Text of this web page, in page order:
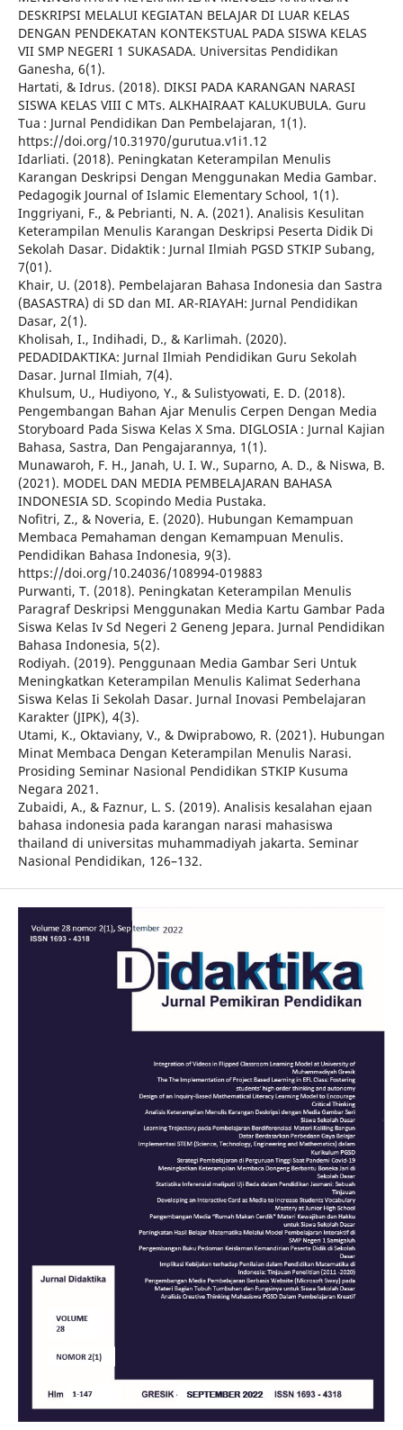
DESKRIPSI MELALUI KEGIATAN BELAJAR DI LUAR KELAS
DENGAN PENDEKATAN KONTEKSTUAL PADA SISWA KELAS
VII SMP NEGERI 1 SUKASADA. Universitas Pendidikan
Ganesha, 6(1).
Hartati, & Idrus. (2018). DIKSI PADA KARANGAN NARASI
SISWA KELAS VIII C MTs. ALKHAIRAAT KALUKUBULA. Guru
Tua : Jurnal Pendidikan Dan Pembelajaran, 1(1).
https://doi.org/10.31970/gurutua.v1i1.12
Idarliati. (2018). Peningkatan Keterampilan Menulis
Karangan Deskripsi Dengan Menggunakan Media Gambar.
Pedagogik Journal of Islamic Elementary School, 1(1).
Inggriyani, F., & Pebrianti, N. A. (2021). Analisis Kesulitan
Keterampilan Menulis Karangan Deskripsi Peserta Didik Di
Sekolah Dasar. Didaktik : Jurnal Ilmiah PGSD STKIP Subang,
7(01).
Khair, U. (2018). Pembelajaran Bahasa Indonesia dan Sastra
(BASASTRA) di SD dan MI. AR-RIAYAH: Jurnal Pendidikan
Dasar, 2(1).
Kholisah, I., Indihadi, D., & Karlimah. (2020).
PEDADIDAKTIKA: Jurnal Ilmiah Pendidikan Guru Sekolah
Dasar. Jurnal Ilmiah, 7(4).
Khulsum, U., Hudiyono, Y., & Sulistyowati, E. D. (2018).
Pengembangan Bahan Ajar Menulis Cerpen Dengan Media
Storyboard Pada Siswa Kelas X Sma. DIGLOSIA : Jurnal Kajian
Bahasa, Sastra, Dan Pengajarannya, 1(1).
Munawaroh, F. H., Janah, U. I. W., Suparno, A. D., & Niswa, B.
(2021). MODEL DAN MEDIA PEMBELAJARAN BAHASA
INDONESIA SD. Scopindo Media Pustaka.
Nofitri, Z., & Noveria, E. (2020). Hubungan Kemampuan
Membaca Pemahaman dengan Kemampuan Menulis.
Pendidikan Bahasa Indonesia, 9(3).
https://doi.org/10.24036/108994-019883
Purwanti, T. (2018). Peningkatan Keterampilan Menulis
Paragraf Deskripsi Menggunakan Media Kartu Gambar Pada
Siswa Kelas Iv Sd Negeri 2 Geneng Jepara. Jurnal Pendidikan
Bahasa Indonesia, 5(2).
Rodiyah. (2019). Penggunaan Media Gambar Seri Untuk
Meningkatkan Keterampilan Menulis Kalimat Sederhana
Siswa Kelas Ii Sekolah Dasar. Jurnal Inovasi Pembelajaran
Karakter (JIPK), 4(3).
Utami, K., Oktaviany, V., & Dwiprabowo, R. (2021). Hubungan
Minat Membaca Dengan Keterampilan Menulis Narasi.
Prosiding Seminar Nasional Pendidikan STKIP Kusuma
Negara 2021.
Zubaidi, A., & Faznur, L. S. (2019). Analisis kesalahan ejaan
bahasa indonesia pada karangan narasi mahasiswa
thailand di universitas muhammadiyah jakarta. Seminar
Nasional Pendidikan, 126–132.